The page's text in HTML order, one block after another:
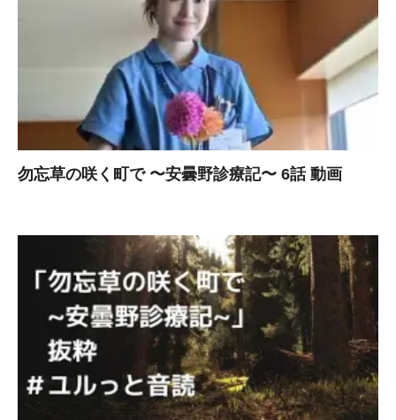
勿忘草の咲く町で 〜安曇野診療記〜 6話 動画